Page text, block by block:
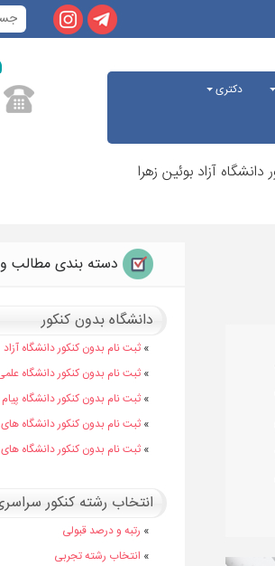
دکتری
آزاد بوئین زهرا
دسته بندی مطالب
دانشگاه بدون کنکور
» ثبت نام بدون کنکور دانشگاه آزاد
» ثبت نام بدون کنکور دانشگاه
» ثبت نام بدون کنکور دانشگاه پیام
» ثبت نام بدون کنکور دانشگاه های
» ثبت نام بدون کنکور دانشگاه
انتخاب رشته کنکور
» رتبه و درصد قبولی
» انتخاب رشته تجربی